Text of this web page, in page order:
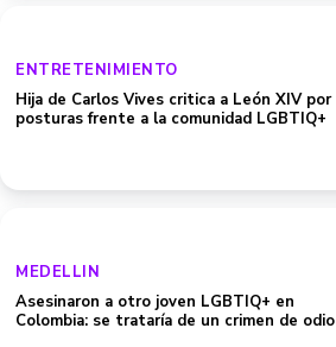
ENTRETENIMIENTO
Hija de Carlos Vives critica a León XIV por
posturas frente a la comunidad LGBTIQ+
MEDELLIN
Asesinaron a otro joven LGBTIQ+ en
Colombia: se trataría de un crimen de odio